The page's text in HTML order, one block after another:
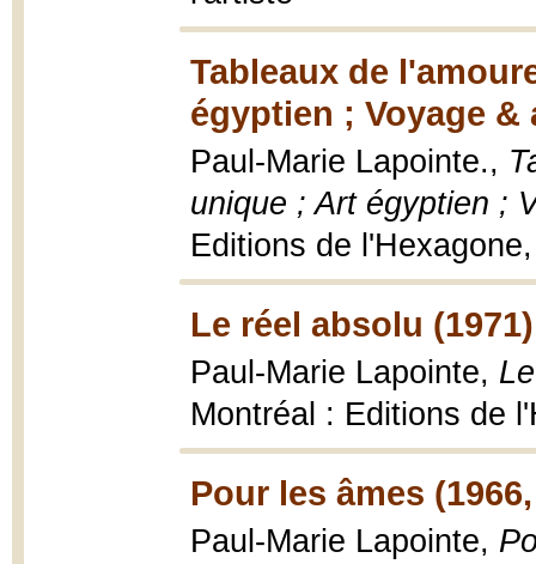
Tableaux de
égyptien ; Voyage &
Paul-Marie Lapointe.,
unique ; Art égyptien ;
Editions de
Le réel absolu (1971)
Paul-Marie Lapointe,
Montréal : Editions de
Pour les âmes
Paul-Marie Lapointe,